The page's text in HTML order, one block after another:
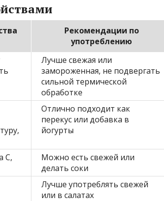
Рекомендации по
употреблению
Лучше свежая или
замороженная, не подвергать
сильной термической
обработке
Отлично подходит как
перекус или добавка в
йогурты
C,
Можно есть свежей или
делать соки
Лучше употреблять свежей
или в салатах